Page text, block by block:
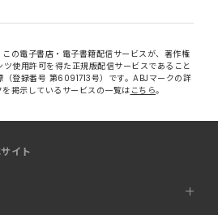
の電子書店・電子書籍配信サービスが、著作権
ツ使用許可を得た正規版配信サービスであること
（登録番号 第6091713号）です。ABJマークの詳
掲示しているサービスの一覧は こちら。
イト